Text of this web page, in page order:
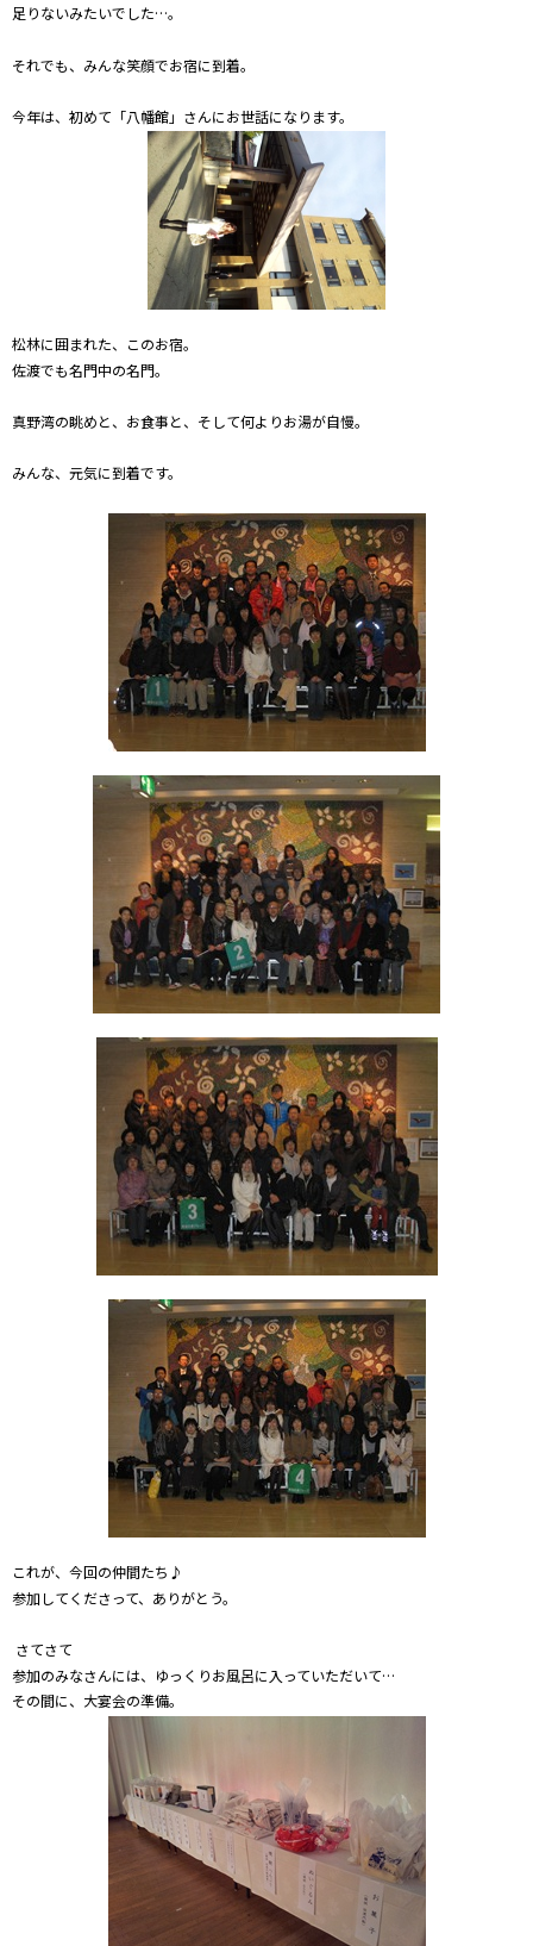
足りないみたいでした…。
それでも、みんな笑顔でお宿に到着。
今年は、初めて「八幡館」さんにお世話になります。
松林に囲まれた、このお宿。
佐渡でも名門中の名門。
真野湾の眺めと、お食事と、そして何よりお湯が自慢。
みんな、元気に到着です。
これが、今回の仲間たち♪
参加してくださって、ありがとう。
さてさて
参加のみなさんには、ゆっくりお風呂に入っていただいて…
その間に、大宴会の準備。